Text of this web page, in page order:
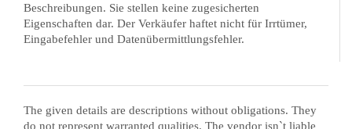
Beschreibungen. Sie stellen keine zugesicherten
Eigenschaften dar. Der Verkäufer haftet nicht für Irrtümer,
Eingabefehler und Datenübermittlungsfehler.
The given details are descriptions without obligations. They
do not represent warranted qualities. The vendor isn`t liable